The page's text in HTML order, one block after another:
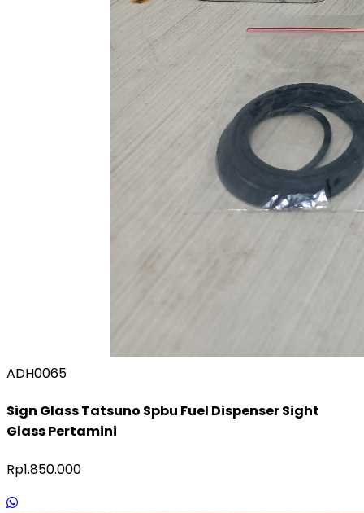
ADH0065
Sign Glass Tatsuno Spbu Fuel Dispenser Sight
Glass Pertamini
Rp1.850.000